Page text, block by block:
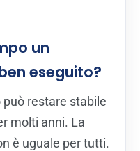
un
eseguito?
restare stabile
molti anni. La
è uguale per tutti.